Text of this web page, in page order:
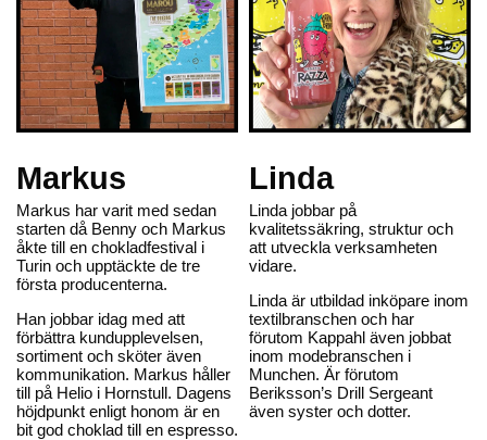
Markus
Markus har varit med sedan
starten då Benny och Markus
åkte till en chokladfestival i
Turin och upptäckte de tre
första producenterna.
Han jobbar idag med att
förbättra kundupplevelsen,
sortiment och sköter även
kommunikation. Markus håller
till på Helio i Hornstull. Dagens
höjdpunkt enligt honom är en
bit god choklad till en espresso.
Linda
Linda jobbar på
kvalitetssäkring, struktur och
att utveckla verksamheten
vidare.
Linda är utbildad inköpare inom
textilbranschen och har
förutom Kappahl även jobbat
inom modebranschen i
Munchen. Är förutom
Beriksson’s Drill Sergeant
även syster och dotter.